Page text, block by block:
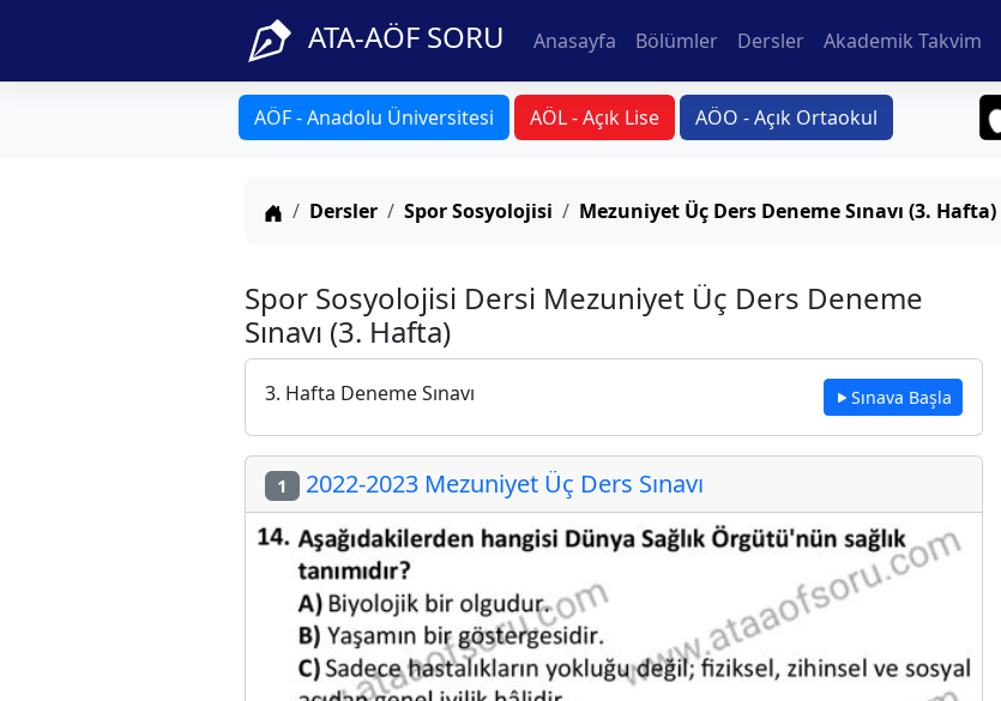
ATA-AÖF SORU Anasayfa Bölümler Dersler Akademik Takvim
AÖF - Anadolu Üniversitesi AÖL - Açık Lise AÖO - Açık Ortaokul
Anasayfa
Dersler Spor Sosyolojisi Mezuniyet Üç Ders Deneme Sınavı (3. Hafta)
Spor Sosyolojisi Dersi Mezuniyet Üç Ders Deneme
Sınavı (3. Hafta)
3. Hafta Deneme Sınavı Sınava Başla
1 2022-2023 Mezuniyet Üç Ders Sınavı